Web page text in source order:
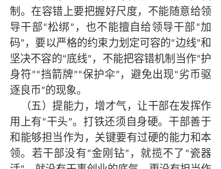
制。在容错上要把握好尺度，不能随意给领
导干部“松绑” ，也不能擅自给领导干部 “加
码”，要以严格的约束力划定可容的“边线”和
坚决不容的“底线”，不能把容错机制当作“护
身符”“挡箭牌”“保护伞”，避免出现“劣币驱
逐良币”的现象。
（五）提能力，增才气，让干部在发挥作
用上有“干头”。打铁还须自身硬。干部善于
和能够担当作为，关键要有过硬的能力和本
领。若干部没有“金刚钻” ，就揽不了 “瓷器